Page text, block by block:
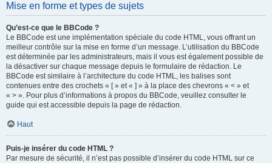
Mise en forme et types de sujets
Qu’est-ce que le BBCode ?
Le BBCode est une implémentation spéciale du code HTML, vous offrant un
meilleur contrôle sur la mise en forme d’un message. L’utilisation du BBCode
est déterminée par les administrateurs, mais il vous est également possible de
la désactiver sur chaque message depuis le formulaire de rédaction. Le
BBCode est similaire à l’architecture du code HTML, les balises sont
contenues entre des crochets « [ » et « ] » à la place des chevrons « < » et
« > ». Pour plus d’informations à propos du BBCode, veuillez consulter le
guide qui est accessible depuis la page de rédaction.
Haut
Puis-je insérer du code HTML ?
Par mesure de sécurité, il n’est pas possible d’insérer du code HTML sur ce